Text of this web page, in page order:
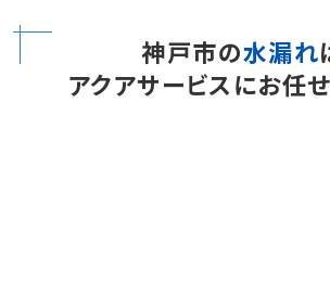
神戸市の水漏れ
アクアサービスにお任せ